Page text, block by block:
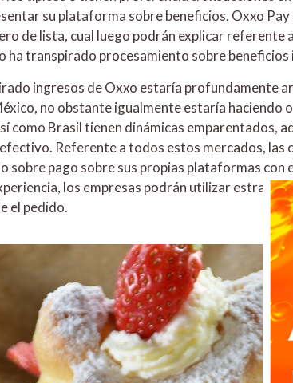
su plataforma sobre beneficios. Oxxo
de lista, cual luego podrán explicar referente
transpirado procesamiento sobre beneficios
ingresos de Oxxo estaría profundamente
no obstante igualmente estaría
como Brasil tienen dinámicas emparentados,
Referente a todos estos mercados,
pago sobre sus propias plataformas con
los empresas podrán utilizar
el pedido.